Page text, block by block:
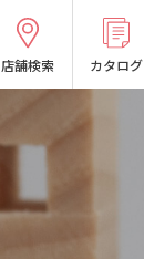
店舗検索 カタログ